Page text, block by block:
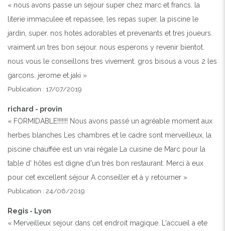
« nous avons passe un sejour super chez marc et francs. la
literie immaculee et repassee, les repas super, la piscine le
jardin, super. nos hotes adorables et prevenants et tres joueurs.
vraiment un tres bon sejour. nous esperons y revenir bientot.
nous vous le conseillons tres vivement. gros bisous a vous 2 les
garcons. jerome et jaki »
Publication : 17/07/2019
richard - provin
« FORMIDABLE!!!!!!! Nous avons passé un agréable moment aux
herbes blanches Les chambres et le cadre sont merveilleux, la
piscine chauffée est un vrai régale La cuisine de Marc pour la
table d' hôtes est digne d'un très bon restaurant. Merci à eux
pour cet excellent séjour A conseiller et à y retourner »
Publication : 24/06/2019
Regis - Lyon
« Merveilleux sejour dans cet endroit magique. L'accueil a ete